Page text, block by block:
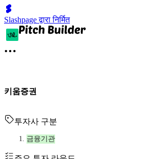
Slashpage द्वारा निर्मित
키움증권
투자사 구분
금융기관